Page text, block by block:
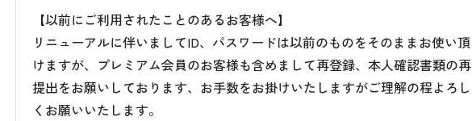
【以前にご利用されたことのあるお客様へ】
リニューアルに伴いましてID、パスワードは以前のものをそのままお使い頂
けますが、プレミアム会員のお客様も含めまして再登録、本人確認書類の再
提出をお願いしております、お手数をお掛けいたしますがご理解の程よろし
くお願いいたします。